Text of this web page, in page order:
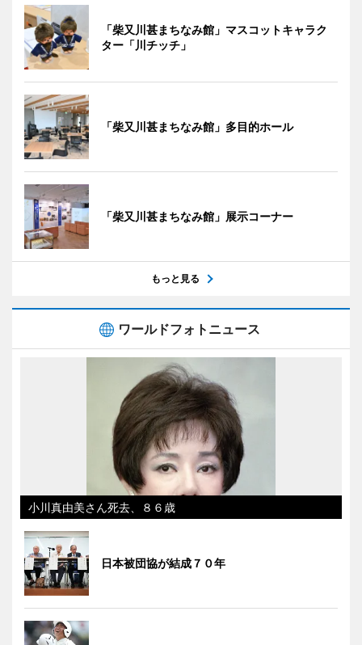
「柴又川甚まちなみ館」マスコットキャラク
ター「川チッチ」
「柴又川甚まちなみ館」多目的ホール
「柴又川甚まちなみ館」展示コーナー
もっと見る
ワールドフォトニュース
小川真由美さん死去、８６歳
日本被団協が結成７０年